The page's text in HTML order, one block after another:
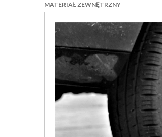
MATERIAŁ ZEWNĘTRZNY